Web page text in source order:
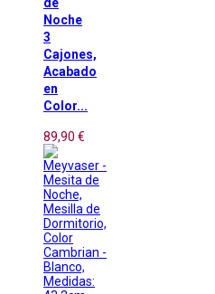
de
Noche
3
Cajones,
Acabado
en
Color...
89,90 €